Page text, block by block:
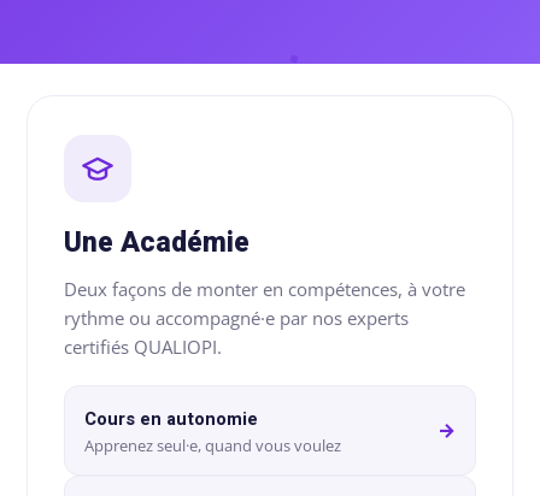
formation
Une Académie
Deux façons de monter en compétences, à votre
rythme ou accompagné·e par nos experts
certifiés QUALIOPI.
Cours en autonomie
Apprenez seul·e, quand vous voulez
→